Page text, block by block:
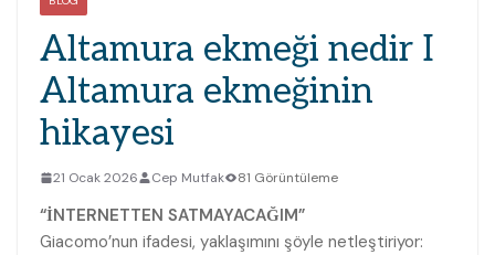
Altamura ekmeği nedir I
Altamura ekmeğinin
hikayesi
21 Ocak 2026 Cep Mutfak 81 Görüntüleme
“İNTERNETTEN SATMAYACAĞIM”
Giacomo’nun ifadesi, yaklaşımını şöyle netleştiriyor: